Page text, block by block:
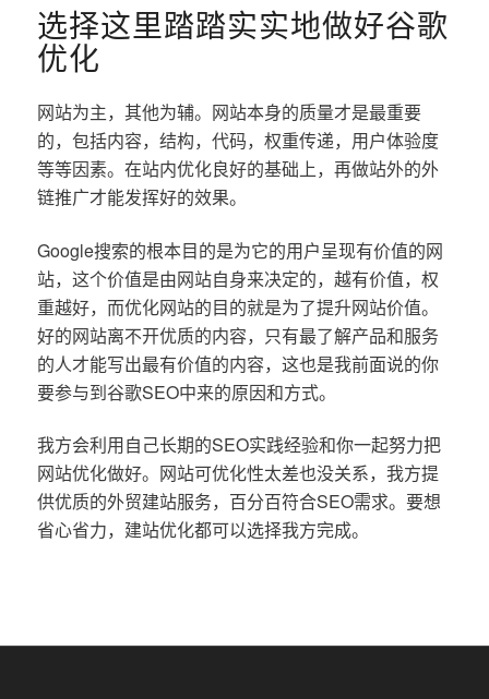
选择这里踏踏实实地做好谷歌
优化
网站为主，其他为辅。网站本身的质量才是最重要
的，包括内容，结构，代码，权重传递，用户体验度
等等因素。在站内优化良好的基础上，再做站外的外
链推广才能发挥好的效果。
Google搜索的根本目的是为它的用户呈现有价值的网
站，这个价值是由网站自身来决定的，越有价值，权
重越好，而优化网站的目的就是为了提升网站价值。
好的网站离不开优质的内容，只有最了解产品和服务
的人才能写出最有价值的内容，这也是我前面说的你
要参与到谷歌SEO中来的原因和方式。
我方会利用自己长期的SEO实践经验和你一起努力把
网站优化做好。网站可优化性太差也没关系，我方提
供优质的外贸建站服务，百分百符合SEO需求。要想
省心省力，建站优化都可以选择我方完成。